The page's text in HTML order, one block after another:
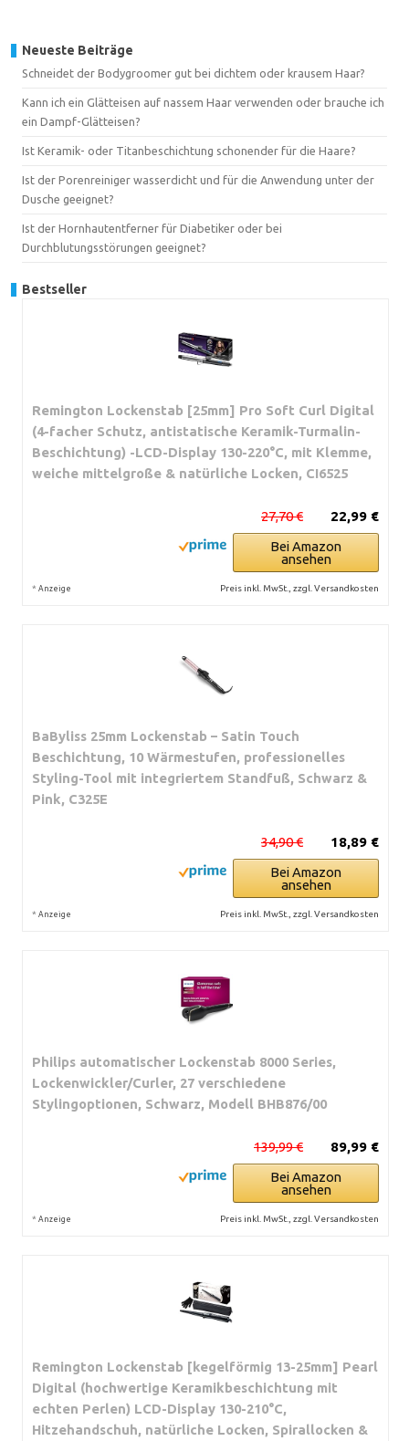
Neueste Beiträge
Schneidet der Bodygroomer gut bei dichtem oder krausem Haar?
Kann ich ein Glätteisen auf nassem Haar verwenden oder brauche ich
ein Dampf-Glätteisen?
Ist Keramik- oder Titanbeschichtung schonender für die Haare?
Ist der Porenreiniger wasserdicht und für die Anwendung unter der
Dusche geeignet?
Ist der Hornhautentferner für Diabetiker oder bei
Durchblutungsstörungen geeignet?
Bestseller
Remington Lockenstab [25mm] Pro Soft Curl Digital
(4-facher Schutz, antistatische Keramik-Turmalin-
Beschichtung) -LCD-Display 130-220°C, mit Klemme,
weiche mittelgroße & natürliche Locken, CI6525
22,99 €
27,70 €
Bei Amazon
ansehen
* Anzeige Preis inkl. MwSt., zzgl. Versandkosten
BaByliss 25mm Lockenstab – Satin Touch
Beschichtung, 10 Wärmestufen, professionelles
Styling-Tool mit integriertem Standfuß, Schwarz &
Pink, C325E
18,89 €
34,90 €
Bei Amazon
ansehen
* Anzeige Preis inkl. MwSt., zzgl. Versandkosten
Philips automatischer Lockenstab 8000 Series,
Lockenwickler/Curler, 27 verschiedene
Stylingoptionen, Schwarz, Modell BHB876/00
89,99 €
139,99 €
Bei Amazon
ansehen
* Anzeige Preis inkl. MwSt., zzgl. Versandkosten
Remington Lockenstab [kegelförmig 13-25mm] Pearl
Digital (hochwertige Keramikbeschichtung mit
echten Perlen) LCD-Display 130-210°C,
Hitzehandschuh, natürliche Locken, Spirallocken &